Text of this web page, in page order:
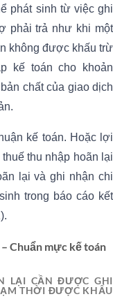
phát sinh từ việc ghi
phải trả như khi một
không được khấu trừ
kế toán cho khoản
chất của giao dịch
kế toán. Hoặc lợi
thu nhập hoãn lại
lại và ghi nhận chi
trong báo cáo kết
Chuẩn mực kế toán
LẠI CẦN ĐƯỢC GHI
THỜI ĐƯỢC KHẤU